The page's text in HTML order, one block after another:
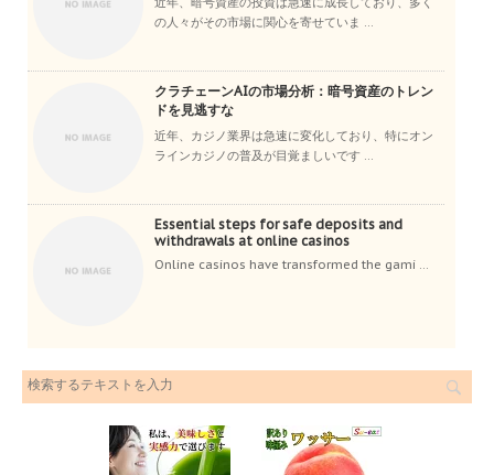
の人々がその市場に関心を寄せていま ...
クラチェーンAIの市場分析：暗号資産のトレン
ドを見逃すな
近年、カジノ業界は急速に変化しており、特にオン
ラインカジノの普及が目覚ましいです ...
Essential steps for safe deposits and
withdrawals at online casinos
Online casinos have transformed the gami ...